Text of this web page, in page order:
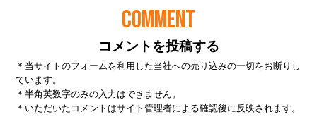
COMMENT
コメントを投稿する
＊当サイトのフォームを利用した当社への売り込みの一切をお断りし
ています。
＊半角英数字のみの入力はできません。
＊いただいたコメントはサイト管理者による確認後に反映されます。